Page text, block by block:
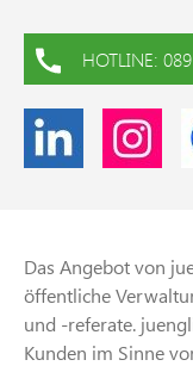
HOTLINE:
Das Angebot von
öffentliche
und -referate.
Kunden im Sinne